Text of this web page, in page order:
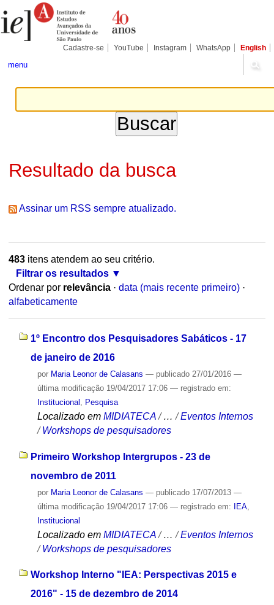
para
conteúdo.
Pessoais
Cadastre-se YouTube Instagram WhatsApp English
menu
Resultado da busca
Assinar um RSS sempre atualizado.
483itens atendem ao seu critério.
Filtrar os resultados
Ordenar por relevância · data (mais recente primeiro) ·
alfabeticamente
1º Encontro dos Pesquisadores Sabáticos - 17
de janeiro de 2016
por Maria Leonor de Calasans — publicado27/01/2016 —
última modificação19/04/2017 17:06 — registrado em:
Institucional
Pesquisa
Localizado em MIDIATECA /…/Eventos Internos
/Workshops de pesquisadores
Primeiro Workshop Intergrupos - 23 de
novembro de 2011
por Maria Leonor de Calasans — publicado17/07/2013 —
última modificação19/04/2017 17:06 — registrado em: IEA,
Institucional
Localizado em MIDIATECA /…/Eventos Internos
/Workshops de pesquisadores
Workshop Interno "IEA: Perspectivas 2015 e
2016" - 15 de dezembro de 2014